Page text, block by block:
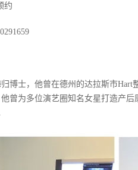
约
博士，他曾在德州的达拉斯市
曾为多位演艺圈知名女星打造产